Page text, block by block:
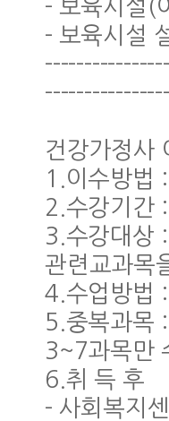
- 보육시설(
- 보육시설
건강가정사
1.이수방법
2.수강기간
3.수강대상
관련교과목
4.수업방법
5.중복과목
3~7과목만
6.취 득 후
- 사회복지